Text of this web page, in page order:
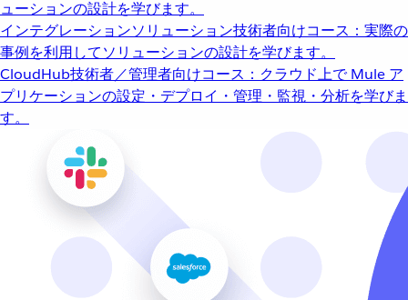
ューションの設計を学びます。
インテグレーションソリューション技術者向けコース：実際の
事例を利用してソリューションの設計を学びます。
CloudHub技術者／管理者向けコース：クラウド上で Mule ア
プリケーションの設定・デプロイ・管理・監視・分析を学びま
す。